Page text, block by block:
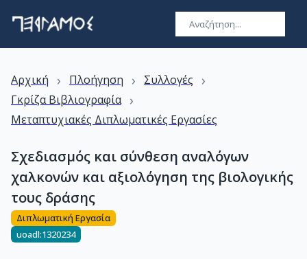
Αρχική › Πλοήγηση › Συλλογές ›
Γκρίζα Βιβλιογραφία ›
Μεταπτυχιακές Διπλωματικές Εργασίες
Σχεδιασμός και σύνθεση αναλόγων
χαλκονών και αξιολόγηση της βιολογικής
τους δράσης
Διπλωματική Εργασία
uoadl:1320234